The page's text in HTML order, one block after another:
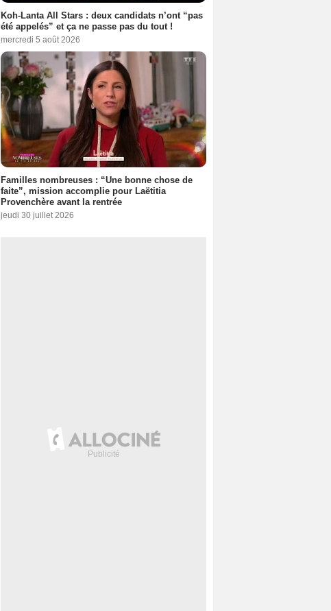
Koh-Lanta All Stars : deux candidats n’ont “pas
été appelés” et ça ne passe pas du tout !
mercredi 5 août 2026
Familles nombreuses : “Une bonne chose de
faite”, mission accomplie pour Laëtitia
Provenchère avant la rentrée
jeudi 30 juillet 2026